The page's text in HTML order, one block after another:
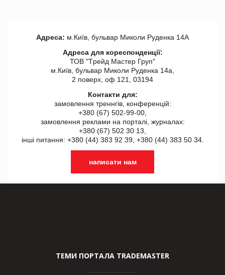
Адреса: м.Київ, бульвар Миколи Руденка 14А
Адреса для кореспонденції:
ТОВ "Tрейд Мастер Груп"
м.Київ, бульвар Миколи Руденка 14а,
2 поверх, оф 121, 03194
Контакти для:
замовлення треннгів, конференцій:
+380 (67) 502-99-00,
замовлення реклами на порталі, журналах:
+380 (67) 502 30 13,
інші питання: +380 (44) 383 92 39, +380 (44) 383 50 34.
написати нам
ТЕМИ ПОРТАЛА TRADEMASTER